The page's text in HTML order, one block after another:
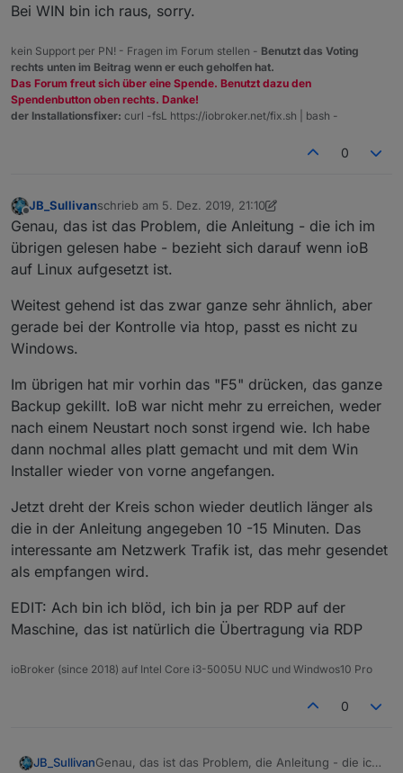
controller war dann 2.1, habe ich aber gleich auf
2.1.1 angehoben.
BackItUp in der Version 1.3.1
Das minimal Backup stammt von heute Nacht von
meinem Produktiven System wo ioB ebenfalls unter
fürchte ich. Dafür habe ich die entsprechenden
Instanz.
Bei WIN bin ich raus, sorry.
kein Support per PN! - Fragen im Forum stellen - Benutzt das Voting
rechts unten im Beitrag wenn er euch geholfen hat.
Das Forum freut sich über eine Spende. Benutzt dazu den
Spendenbutton oben rechts. Danke!
der Installationsfixer: curl -fsL https://iobroker.net/fix.sh | bash -
0
JB_Sullivanschrieb am 5. Dez. 2019, 21:10
zuletzt editiert von JB_Sullivan12. Mai 2019, 22:13
Genau, das ist das Problem, die Anleitung - die ich im
übrigen gelesen habe - bezieht sich darauf wenn ioB
auf Linux aufgesetzt ist.
Weitest gehend ist das zwar ganze sehr ähnlich, aber
gerade bei der Kontrolle via htop, passt es nicht zu
Windows.
Im übrigen hat mir vorhin das "F5" drücken, das ganze
Backup gekillt. IoB war nicht mehr zu erreichen, weder
nach einem Neustart noch sonst irgend wie. Ich habe
dann nochmal alles platt gemacht und mit dem Win
Installer wieder von vorne angefangen.
Jetzt dreht der Kreis schon wieder deutlich länger als
die in der Anleitung angegeben 10 -15 Minuten. Das
interessante am Netzwerk Trafik ist, das mehr gesendet
als empfangen wird.
EDIT: Ach bin ich blöd, ich bin ja per RDP auf der
Maschine, das ist natürlich die Übertragung via RDP
ioBroker (since 2018) auf Intel Core i3-5005U NUC und Windwos10 Pro
0
JB_SullivanGenau, das ist das Problem, die Anleitung - die ich